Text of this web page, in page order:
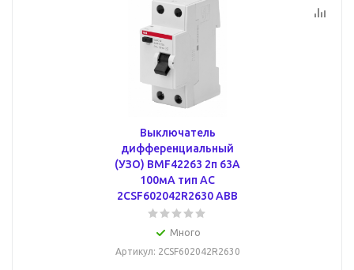
Выключатель
дифференциальный
(УЗО) BMF42263 2п 63А
100мA тип AC
2CSF602042R2630 ABB
Много
Артикул: 2CSF602042R2630